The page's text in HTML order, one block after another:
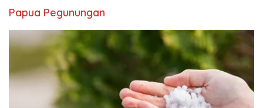
Papua Pegunungan